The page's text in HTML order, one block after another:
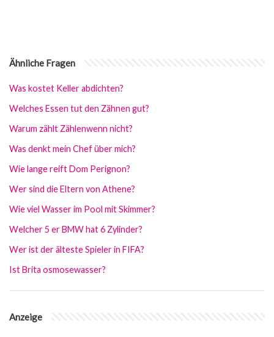
Ähnliche Fragen
Was kostet Keller abdichten?
Welches Essen tut den Zähnen gut?
Warum zählt Zählenwenn nicht?
Was denkt mein Chef über mich?
Wie lange reift Dom Perignon?
Wer sind die Eltern von Athene?
Wie viel Wasser im Pool mit Skimmer?
Welcher 5 er BMW hat 6 Zylinder?
Wer ist der älteste Spieler in FIFA?
Ist Brita osmosewasser?
Anzeige